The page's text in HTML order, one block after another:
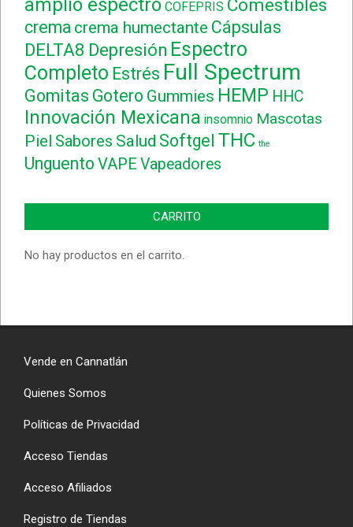
COFEPRIS Comestibles
crema crema humectante Cápsulas
DELTA8 Depresión Espectro
Completo Estrés Full Spectrum
Gomitas Gotero Gummies HEMP HHC
Innovación Mexicana insomnio Mascotas
Piel Sabores Salud Softgel THC the
Unguento VAPE Vapeadores
CARRITO
No hay productos en el carrito.
Vende en Cannatlán
Quienes Somos
Políticas de Privacidad
Acceso Tiendas
Acceso Afiliados
Registro de Tiendas